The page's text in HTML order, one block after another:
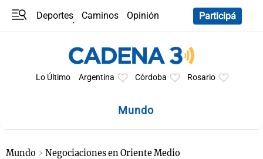
Deportes Caminos
Opinión
Participá
Lo Último Argentina Córdoba Rosario
Mundo
Mundo Negociaciones en Oriente Medio